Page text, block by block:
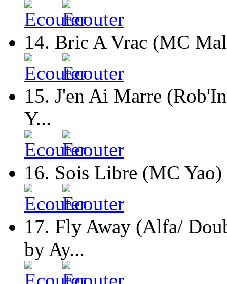
14. Bric A Vrac (MC
15. J'en Ai Marre
Y...
16. Sois Libre (MC
17. Fly Away (Alfa/
by Ay...